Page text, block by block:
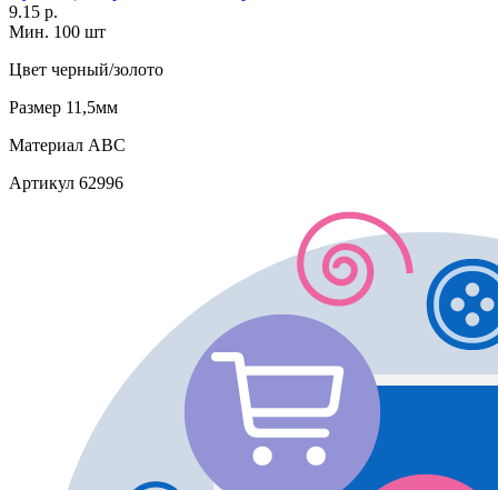
9.15 р.
Мин. 100 шт
Цвет черный/золото
Размер 11,5мм
Материал АВС
Артикул 62996